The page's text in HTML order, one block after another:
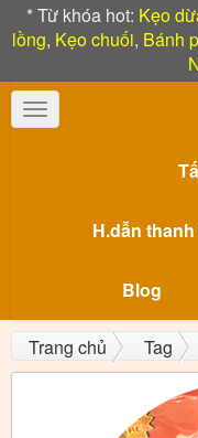
* Từ khóa hot: Kẹo
lồng, Kẹo chuối, Bánh
Toggle
navigation
H.dẫn
Blog
Trang chủ Tag